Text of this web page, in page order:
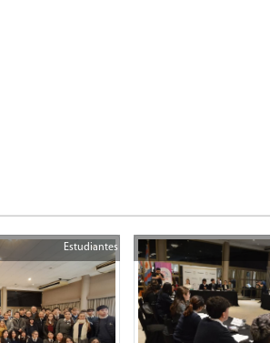
Estudiantes